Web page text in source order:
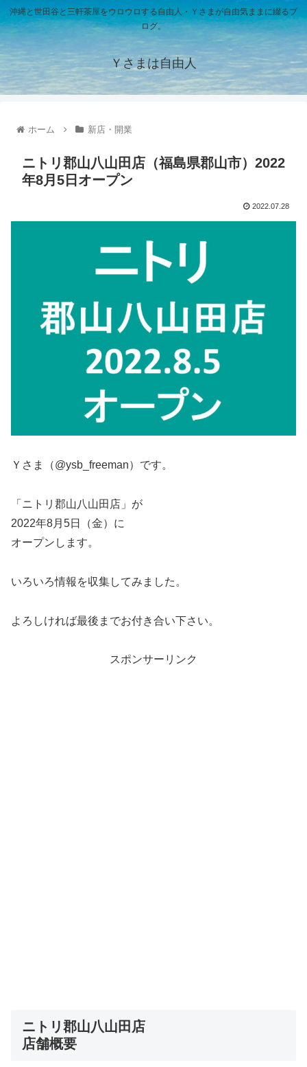
沖縄と世田谷と三軒茶屋をウロウロする自由人・Ｙさまが自由気ままに綴るブ
ログ。
Ｙさまは自由人
ホーム 新店・開業
ニトリ郡山八山田店（福島県郡山市）2022
年8月5日オープン
2022.07.28
Ｙさま（@ysb_freeman）です。
「ニトリ郡山八山田店」が
2022年8月5日（金）に
オープンします。
いろいろ情報を収集してみました。
よろしければ最後までお付き合い下さい。
スポンサーリンク
ニトリ郡山八山田店
店舗概要